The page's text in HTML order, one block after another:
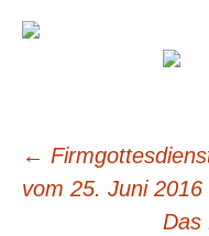
←
vom 25. Juni 2016
Das